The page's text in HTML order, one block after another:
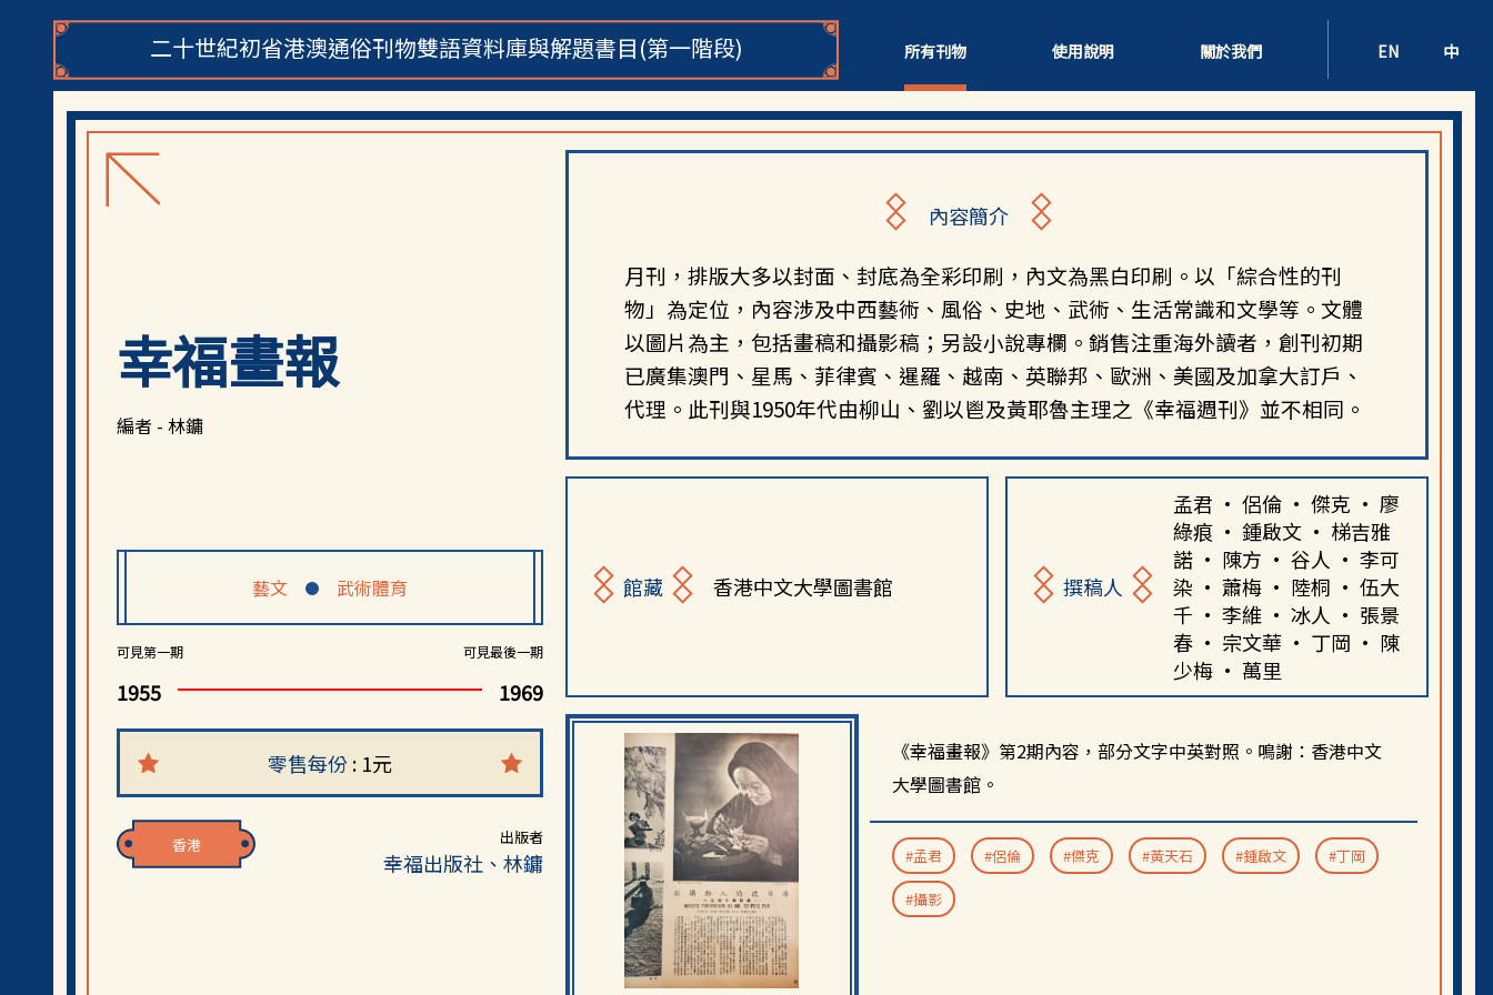
二十世紀初省港澳通俗刊物雙語資料庫與解題書目(第一階段) 所有刊物 使用說明 關於我們 EN 中
幸福畫報
編者 - 林鏞
藝文 武術體育
可見第一期 可見最後一期
1955 1969
零售每份 : 1元
香港 出版者
幸福出版社、林鏞
內容簡介
月刊，排版大多以封面、封底為全彩印刷，內文為黑白印刷。以「綜合性的刊
物」為定位，內容涉及中西藝術、風俗、史地、武術、生活常識和文學等。文體
以圖片為主，包括畫稿和攝影稿；另設小說專欄。銷售注重海外讀者，創刊初期
已廣集澳門、星馬、菲律賓、暹羅、越南、英聯邦、歐洲、美國及加拿大訂戶、
代理。此刊與1950年代由柳山、劉以鬯及黃耶魯主理之《幸福週刊》並不相同。
館藏 香港中文大學圖書館 撰稿人
孟君 · 侶倫 · 傑克 · 廖
綠痕 · 鍾啟文 · 梯吉雅
諾 · 陳方 · 谷人 · 李可
染 · 蕭梅 · 陸桐 · 伍大
千 · 李維 · 冰人 · 張景
春 · 宗文華 · 丁岡 · 陳
少梅 · 萬里
《幸福畫報》第2期內容，部分文字中英對照。 鳴謝：香港中文
大學圖書館。
#孟君 #侶倫 #傑克 #黃天石 #鍾啟文 #丁岡
#攝影